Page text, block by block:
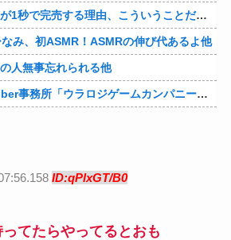
【悲報】人気チケットが1秒で完売する理由、こういうことだったｗｗｗｗ他
なみ、初ASMR！ASMRの伸び代あるよ他
人無事忘れられる他
【Vtuber】新世代VTuber事務所「ウラロジゲームカンパニー」より、ゲームの世界から“逆異世界転生”した5名が8月19日にデビュー！他
ID:qPlxGT/B0
てたらやってるとおも